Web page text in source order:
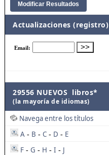
Actualizaciones (registro)
29556 NUEVOS libros*
(la mayoría de idiomas)
Navega entre los títulos
A - B - C - D - E
F - G - H - I - J